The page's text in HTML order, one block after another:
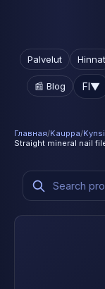
Palvelut Hinnat
📰 Blog FI▼
Главная/Kauppa/
Straight mineral nail